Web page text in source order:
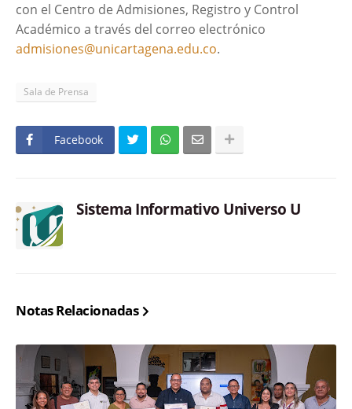
con el Centro de Admisiones, Registro y Control
Académico a través del correo electrónico
admisiones@unicartagena.edu.co.
Sala de Prensa
Facebook
Sistema Informativo Universo U
Notas Relacionadas